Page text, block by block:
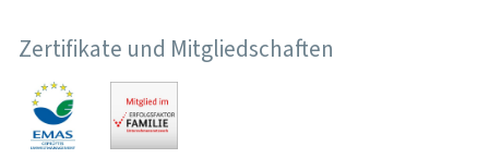
Zertifikate und Mitgliedschaften